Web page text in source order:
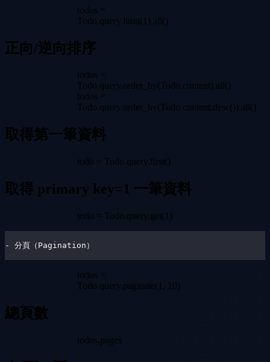
todos =
Todo.query.limit(1).all()
正向/逆向排序
todos =
Todo.query.order_by(Todo.content).all()
todos =
Todo.query.order_by(Todo.content.desc()).all()
取得第一筆資料
todo = Todo.query.first()
取得 primary key=1 一筆資料
todo = Todo.query.get(1)
- 分頁（Pagination）
todos =
Todo.query.paginate(1, 10)
總頁數
todos.pages